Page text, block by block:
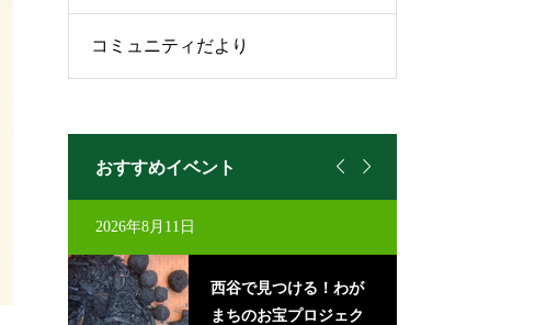
コミュニティだより
おすすめイベント  
2026年8月11日
西谷で見つける！わが
まちのお宝プロジェク